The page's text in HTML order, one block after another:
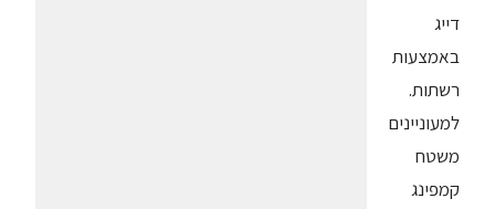
דייג
באמצעות
רשתות.
למעוניינים
משטח
קמפינג